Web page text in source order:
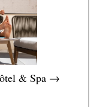
& Spa →